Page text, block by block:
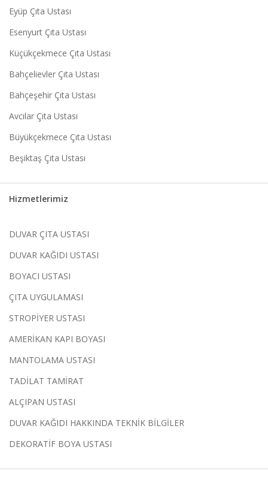
Eyüp Çıta Ustası
Esenyurt Çıta Ustası
Küçükçekmece Çıta Ustası
Bahçelievler Çıta Ustası
Bahçeşehir Çıta Ustası
Avcılar Çıta Ustası
Büyükçekmece Çıta Ustası
Beşiktaş Çıta Ustası
Hizmetlerimiz
DUVAR ÇITA USTASI
DUVAR KAĞIDI USTASI
BOYACI USTASI
ÇITA UYGULAMASI
STROPİYER USTASI
AMERİKAN KAPI BOYASI
MANTOLAMA USTASI
TADİLAT TAMİRAT
ALÇIPAN USTASI
DUVAR KAĞIDI HAKKINDA TEKNİK BİLGİLER
DEKORATİF BOYA USTASI